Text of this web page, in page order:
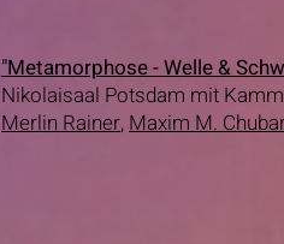
"Metamorphose - Welle &
Nikolaisaal Potsdam mit
Merlin Rainer,Maxim M.